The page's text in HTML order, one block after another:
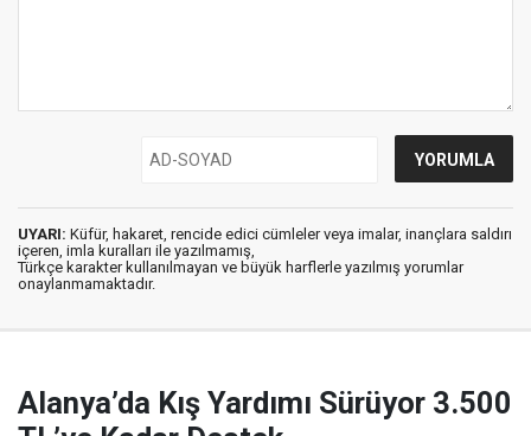
UYARI: Küfür, hakaret, rencide edici cümleler veya imalar, inançlara saldırı
içeren, imla kuralları ile yazılmamış,
Türkçe karakter kullanılmayan ve büyük harflerle yazılmış yorumlar
onaylanmamaktadır.
Alanya’da Kış Yardımı Sürüyor 3.500